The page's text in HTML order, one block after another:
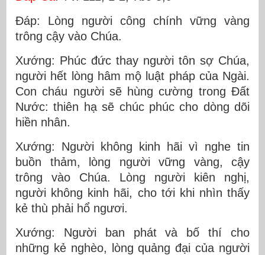
Ðáp: Lòng người công chính vững vàng
trông cậy vào Chúa.
Xướng: Phúc đức thay người tôn sợ Chúa,
người hết lòng hâm mộ luật pháp của Ngài.
Con cháu người sẽ hùng cường trong Ðất
Nước: thiên hạ sẽ chúc phúc cho dòng dõi
hiền nhân.
Xướng: Người không kinh hãi vì nghe tin
buồn thảm, lòng người vững vàng, cậy
trông vào Chúa. Lòng người kiên nghị,
người không kinh hãi, cho tới khi nhìn thấy
kẻ thù phải hổ ngươi.
Xướng: Người ban phát và bố thí cho
những kẻ nghèo, lòng quảng đại của người